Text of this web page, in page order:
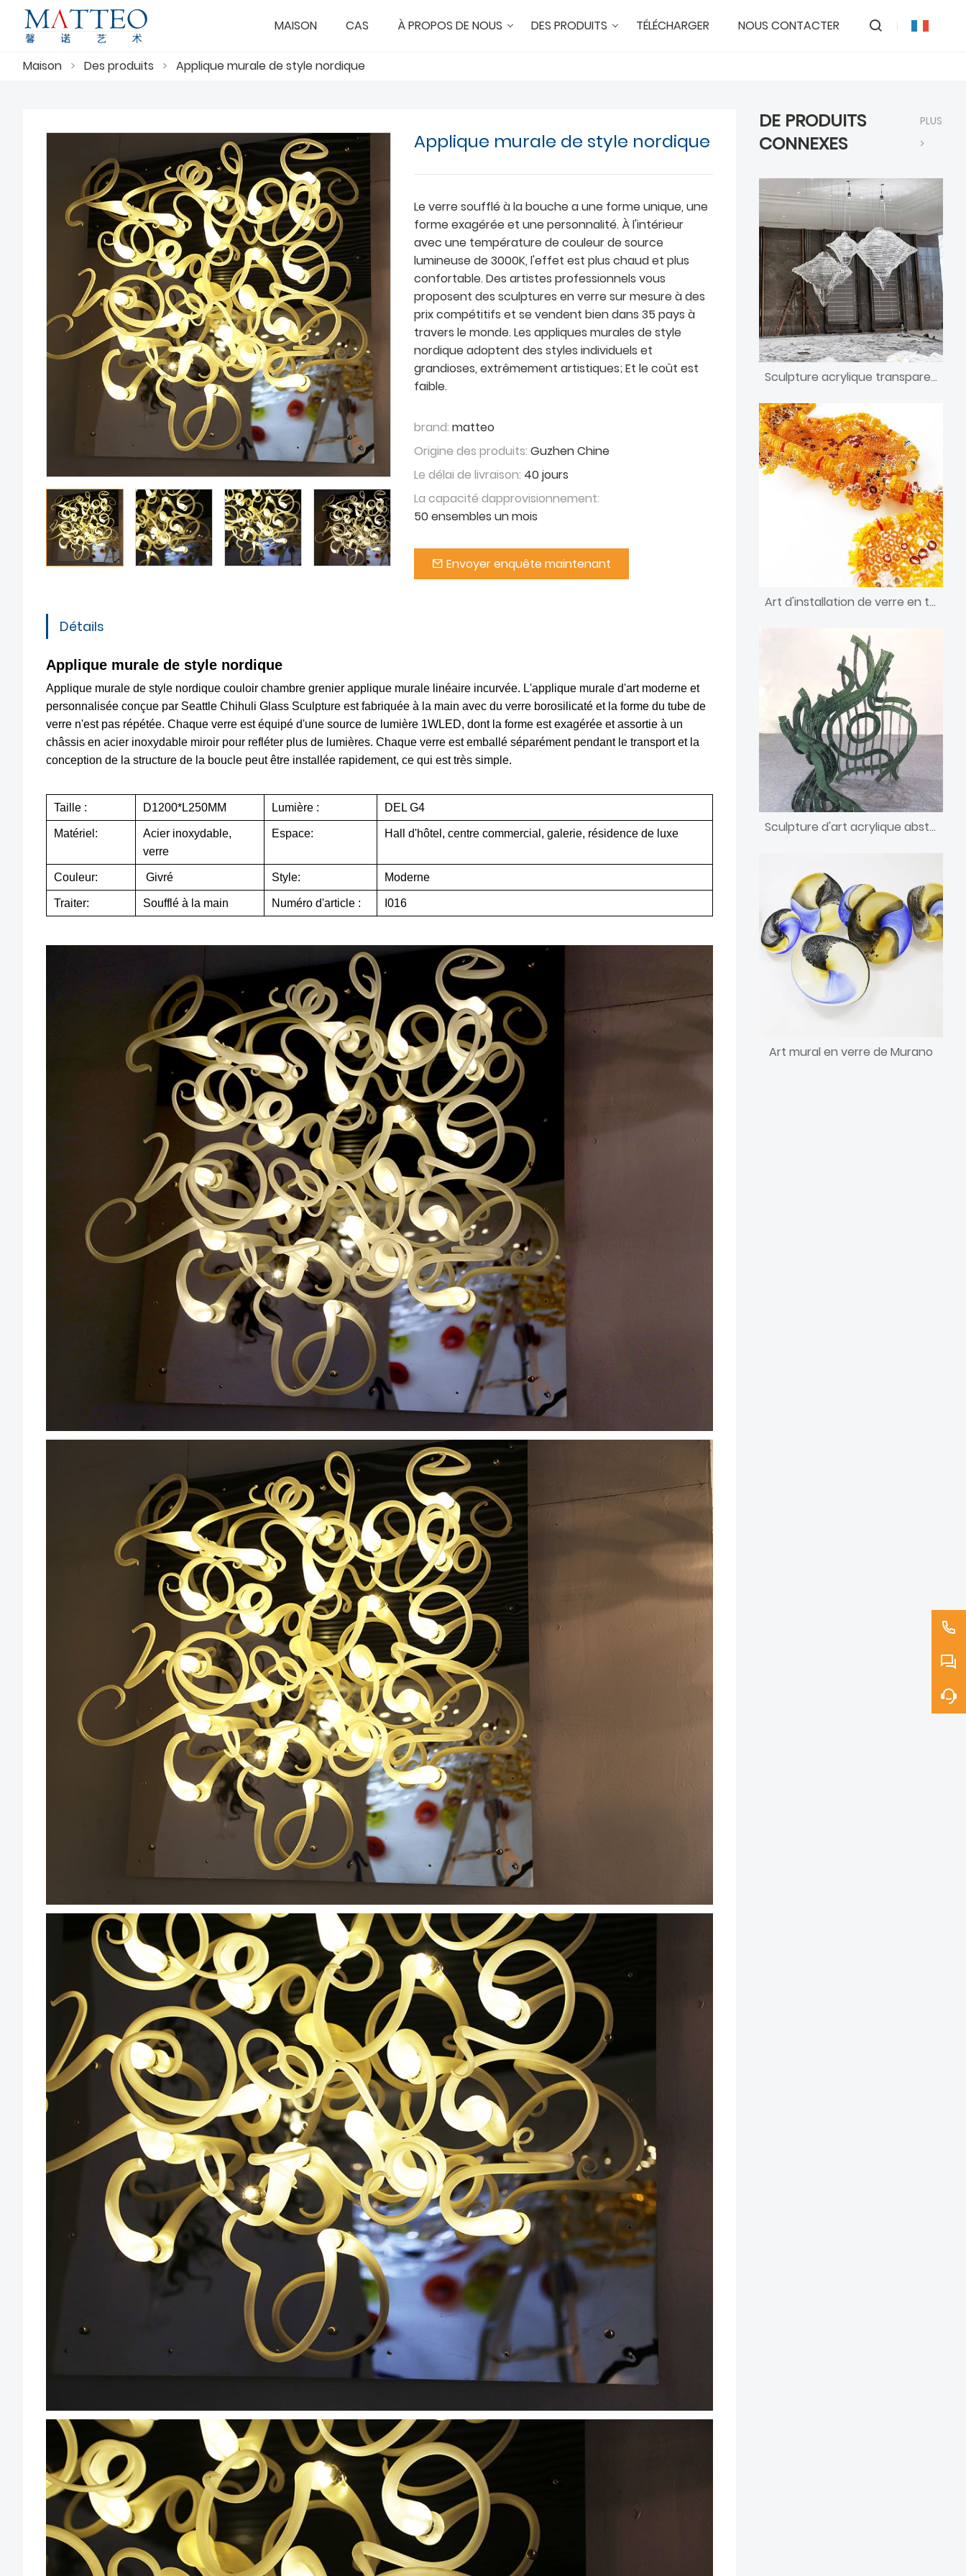
MAISON CAS À PROPOS DE NOUS DES PRODUITS TÉLÉCHARGER NOUS CONTACTER
Maison > Des produits > Applique murale de style nordique
Applique murale de style nordique
Le verre soufflé à la bouche a une forme unique, une
forme exagérée et une personnalité. À l'intérieur
avec une température de couleur de source
lumineuse de 3000K, l'effet est plus chaud et plus
confortable. Des artistes professionnels vous
proposent des sculptures en verre sur mesure à des
prix compétitifs et se vendent bien dans 35 pays à
travers le monde. Les appliques murales de style
nordique adoptent des styles individuels et
grandioses, extrêmement artistiques; Et le coût est
faible.
brand: matteo
Origine des produits: Guzhen Chine
Le délai de livraison: 40 jours
La capacité dapprovisionnement:
50 ensembles un mois
Envoyer enquête maintenant
Détails
Applique murale de style nordique
Applique murale de style nordique couloir chambre grenier applique murale linéaire incurvée. L'applique murale d'art moderne et
personnalisée conçue par Seattle Chihuli Glass Sculpture est fabriquée à la main avec du verre borosilicaté et la forme du tube de
verre n'est pas répétée. Chaque verre est équipé d'une source de lumière 1WLED, dont la forme est exagérée et assortie à un
châssis en acier inoxydable miroir pour refléter plus de lumières. Chaque verre est emballé séparément pendant le transport et la
conception de la structure de la boucle peut être installée rapidement, ce qui est très simple.
Taille : D1200*L250MM Lumière : DEL G4
Matériel:
Acier inoxydable,
verre
Espace: Hall d'hôtel, centre commercial, galerie, résidence de luxe
Couleur: Givré Style: Moderne
Traiter: Soufflé à la main Numéro d'article : I016
DE PRODUITS
CONNEXES
PLUS
>
Sculpture acrylique transparente d'art
Art d'installation de verre en trois dimensions
Sculpture d'art acrylique abstraite moderne combinée cinq en un
Art mural en verre de Murano